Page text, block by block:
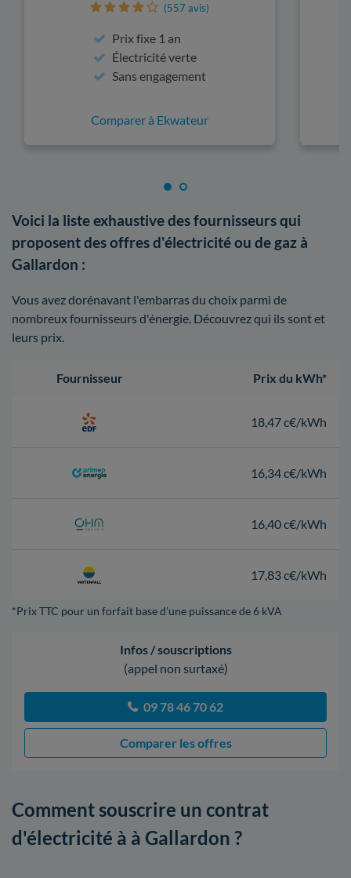
(557 avis)
Prix fixe 1 an
Électricité verte
Sans engagement
Comparer à Ekwateur
Voici la liste exhaustive des fournisseurs qui
proposent des offres d'électricité ou de gaz à
Gallardon :
Vous avez dorénavant l'embarras du choix parmi de
nombreux fournisseurs d'énergie. Découvrez qui ils sont et
leurs prix.
Fournisseur Prix du kWh*
18,47 c€/kWh
16,34 c€/kWh
16,40 c€/kWh
17,83 c€/kWh
*Prix TTC pour un forfait base d’une puissance de 6 kVA
Infos / souscriptions
(appel non surtaxé)
09 78 46 70 62
Comparer les offres
Comment souscrire un contrat
d'électricité à à Gallardon ?